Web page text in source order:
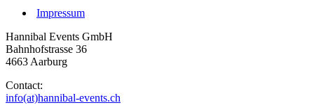
Impressum
Hannibal Events GmbH
Bahnhofstrasse 36
4663 Aarburg
Contact:
info(at)hannibal-events.ch